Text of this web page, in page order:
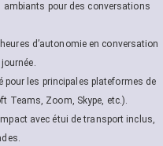
ambiants pour des conversations
d’autonomie en conversation
pour les principales plateformes de
Teams, Zoom, Skype, etc.).
avec étui de transport inclus,